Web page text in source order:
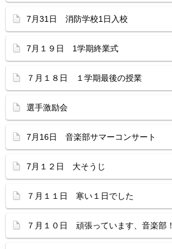
7月31日 消防学校1日入校
7月１９日 1学期終業式
７月１８日 １学期最後の授業
選手激励会
7月16日 音楽部サマーコンサート
7月１２日 大そうじ
７月１１日 寒い１日でした
７月１０日 頑張っています、音楽部！